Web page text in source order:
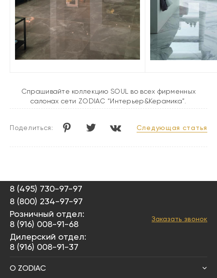
Спрашивайте коллекцию SOUL во всех фирменных
салонах сети ZODIAC “Интерьер&Керамика”.
Поделиться: Следующая статья
8 (495) 730-97-97
8 (800) 234-97-97
Розничный отдел:
8 (916) 008-91-68
Дилерский отдел:
8 (916) 008-91-37
Заказать звонок
О ZODIAC